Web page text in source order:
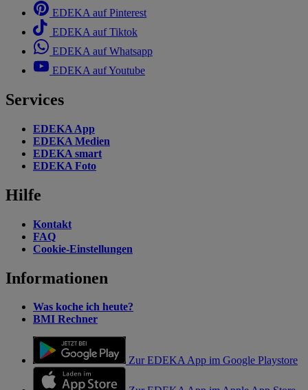
EDEKA auf Pinterest
EDEKA auf Tiktok
EDEKA auf Whatsapp
EDEKA auf Youtube
Services
EDEKA App
EDEKA Medien
EDEKA smart
EDEKA Foto
Hilfe
Kontakt
FAQ
Cookie-Einstellungen
Informationen
Was koche ich heute?
BMI Rechner
Zur EDEKA App im Google Playstore